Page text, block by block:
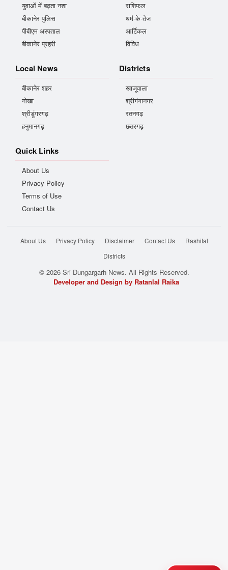
युवाओं में बढ़ता नशा
बीकानेर पुलिस
पीबीएम अस्पताल
बीकानेर प्रहरी
राशिफल
धर्म-के-तेज
आर्टिकल
विविध
Local News
बीकानेर शहर
नोखा
श्रीडूंगरगढ़
हनुमानगढ़
Districts
खाजूवाला
श्रीगंगानगर
रतनगढ़
छतरगढ़
Quick Links
About Us
Privacy Policy
Terms of Use
Contact Us
About Us Privacy Policy Disclaimer Contact Us
Rashifal
Districts
© 2026 Sri Dungargarh News. All Rights Reserved.
Developer and Design by Ratanlal Raika